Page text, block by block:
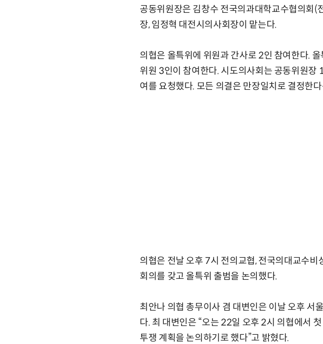
공동위원장은 김창수 전국의과대학교수협의회(
장, 임정혁 대전시의사회장이 맡는다.
의협은 올특위에 위원과 간사로 2인 참여한다.
위원 3인이 참여한다. 시도의사회는 공동위원장
여를 요청했다. 모든 의결은 만장일치로 결정한
의협은 전날 오후 7시 전의교협, 전국의대교수
회의를 갖고 올특위 출범을 논의했다.
최안나 의협 총무이사 겸 대변인은 이날 오후 서
다. 최 대변인은 “오는 22일 오후 2시 의협에서
투쟁 계획을 논의하기로 했다”고 밝혔다.